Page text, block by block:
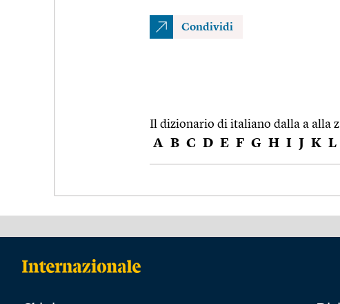
Condividi
Il dizionario di italiano dalla a alla z
A B C D E F G H I J K L